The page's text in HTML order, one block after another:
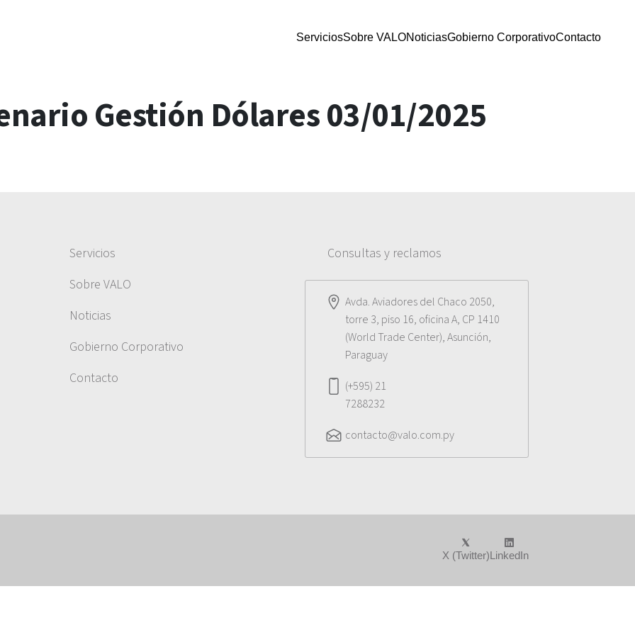
ServiciosSobre VALONoticiasGobierno CorporativoContacto
Gestión Dólares 03/01/2025
Servicios
Sobre VALO
Noticias
Gobierno Corporativo
Contacto
Consultas y reclamos
Avda. Aviadores del Chaco 2050,
torre 3, piso 16, oficina A, CP 1410
(World Trade Center), Asunción,
Paraguay
(+595) 21
7288232
contacto@valo.com.py
X (Twitter)LinkedIn